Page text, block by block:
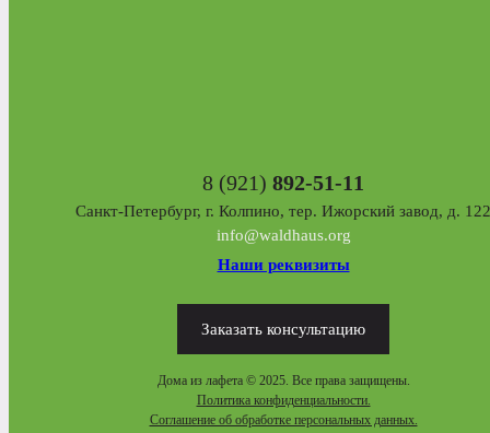
8 (921) 892-51-11
Санкт-Петербург, г. Колпино, тер. Ижорский завод, д. 122
info@waldhaus.org
Наши реквизиты
Заказать консультацию
Дома из лафета © 2025. Все права защищены.
Политика конфиденциальности.
Соглашение об обработке персональных данных.